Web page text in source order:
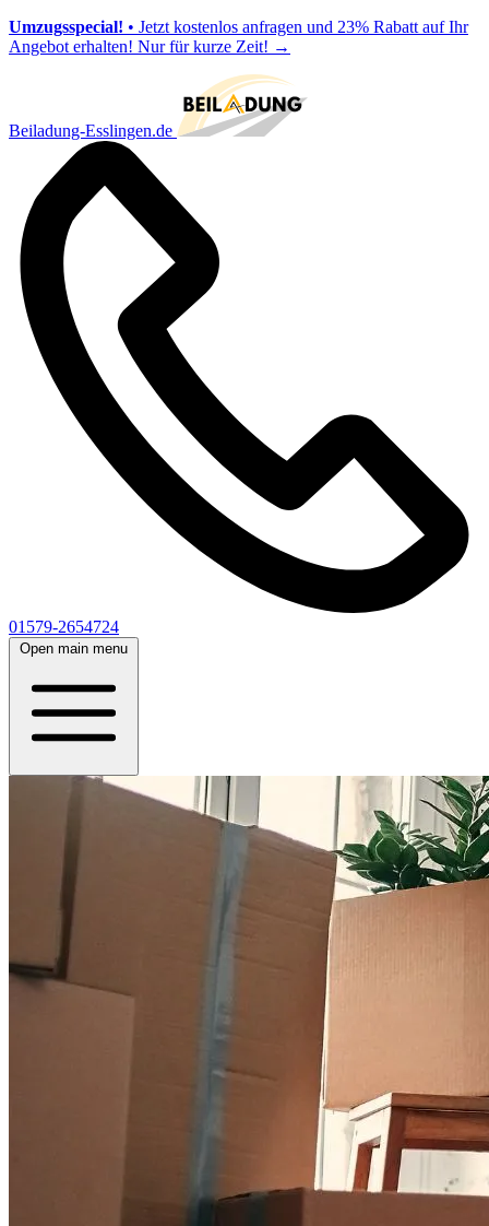
Umzugsspecial! • Jetzt kostenlos anfragen und 23% Rabatt auf Ihr
Angebot erhalten! Nur für kurze Zeit! →
Beiladung-Esslingen.de
01579-2654724
Open main menu